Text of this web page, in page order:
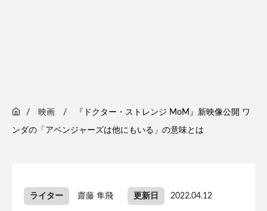
映画 『ドクター・ストレンジ MoM』新映像公開 ワ
ンダの「アベンジャーズは他にもいる」の意味とは
ライター 齋藤 隼飛 更新日 2022.04.12